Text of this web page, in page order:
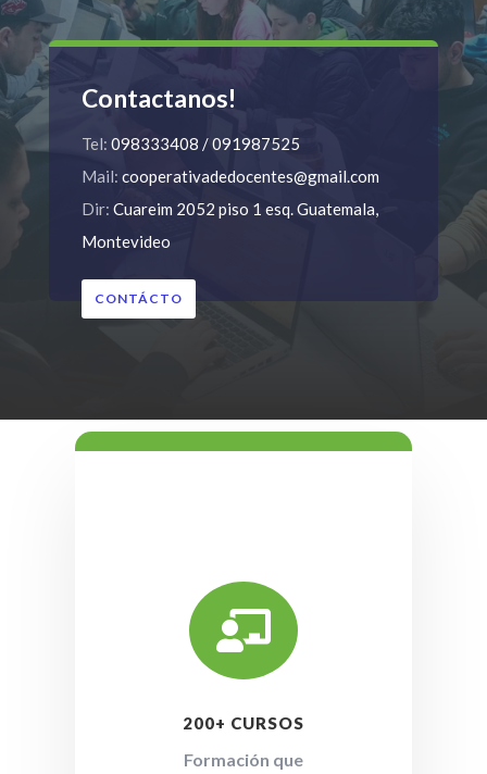
Contactanos!
Tel: 098333408 / 091987525
Mail: cooperativadedocentes@gmail.com
Dir: Cuareim 2052 piso 1 esq. Guatemala,
Montevideo
CONTÁCTO

200+ CURSOS
Formación que